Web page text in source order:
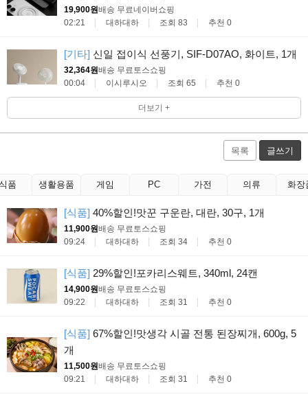
19,900원배송 무료네이버쇼핑
02:21
대하대하 조회 83 추천 0
[기타] 신일 접이식 선풍기, SIF-D07AO, 화이트, 1개
32,364원배송 무료 토스쇼핑
00:04
이시루시오 조회 65 추천 0
더보기 +
목록 글쓰기
품 생활용품 게임 PC 가전 의류 화장
[식품] 40%할인!맛꾼 구운란, 대란, 30구, 1개
11,900원배송 무료 토스쇼핑
09:24
대하대하 조회 34 추천 0
[식품] 29%할인!포카리스웨트, 340ml, 24캔
14,900원배송 무료 토스쇼핑
09:22
대하대하 조회 31 추천 0
[식품] 67%할인!맛생각 시골 전통 된장찌개, 600g, 5
개
11,500원배송 무료 토스쇼핑
09:21
대하대하 조회 31 추천 0